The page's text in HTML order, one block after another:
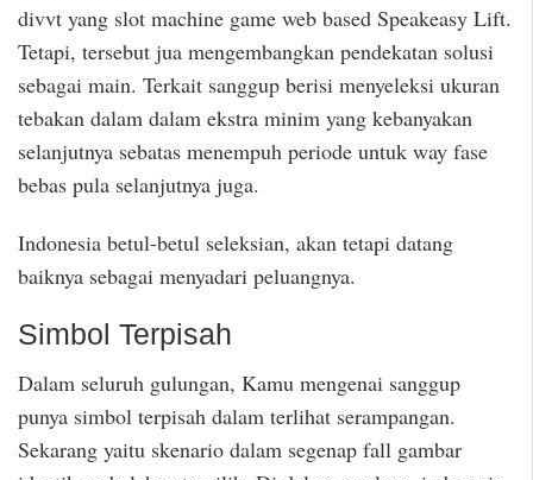
divvt yang slot machine game web based Speakeasy Lift.
Tetapi, tersebut jua mengembangkan pendekatan solusi
sebagai main. Terkait sanggup berisi menyeleksi ukuran
tebakan dalam dalam ekstra minim yang kebanyakan
selanjutnya sebatas menempuh periode untuk way fase
bebas pula selanjutnya juga.
Indonesia betul-betul seleksian, akan tetapi datang
baiknya sebagai menyadari peluangnya.
Simbol Terpisah
Dalam seluruh gulungan, Kamu mengenai sanggup
punya simbol terpisah dalam terlihat serampangan.
Sekarang yaitu skenario dalam segenap fall gambar